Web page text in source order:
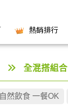
熱銷排行
全混搭組合
自然飲食 一餐OK